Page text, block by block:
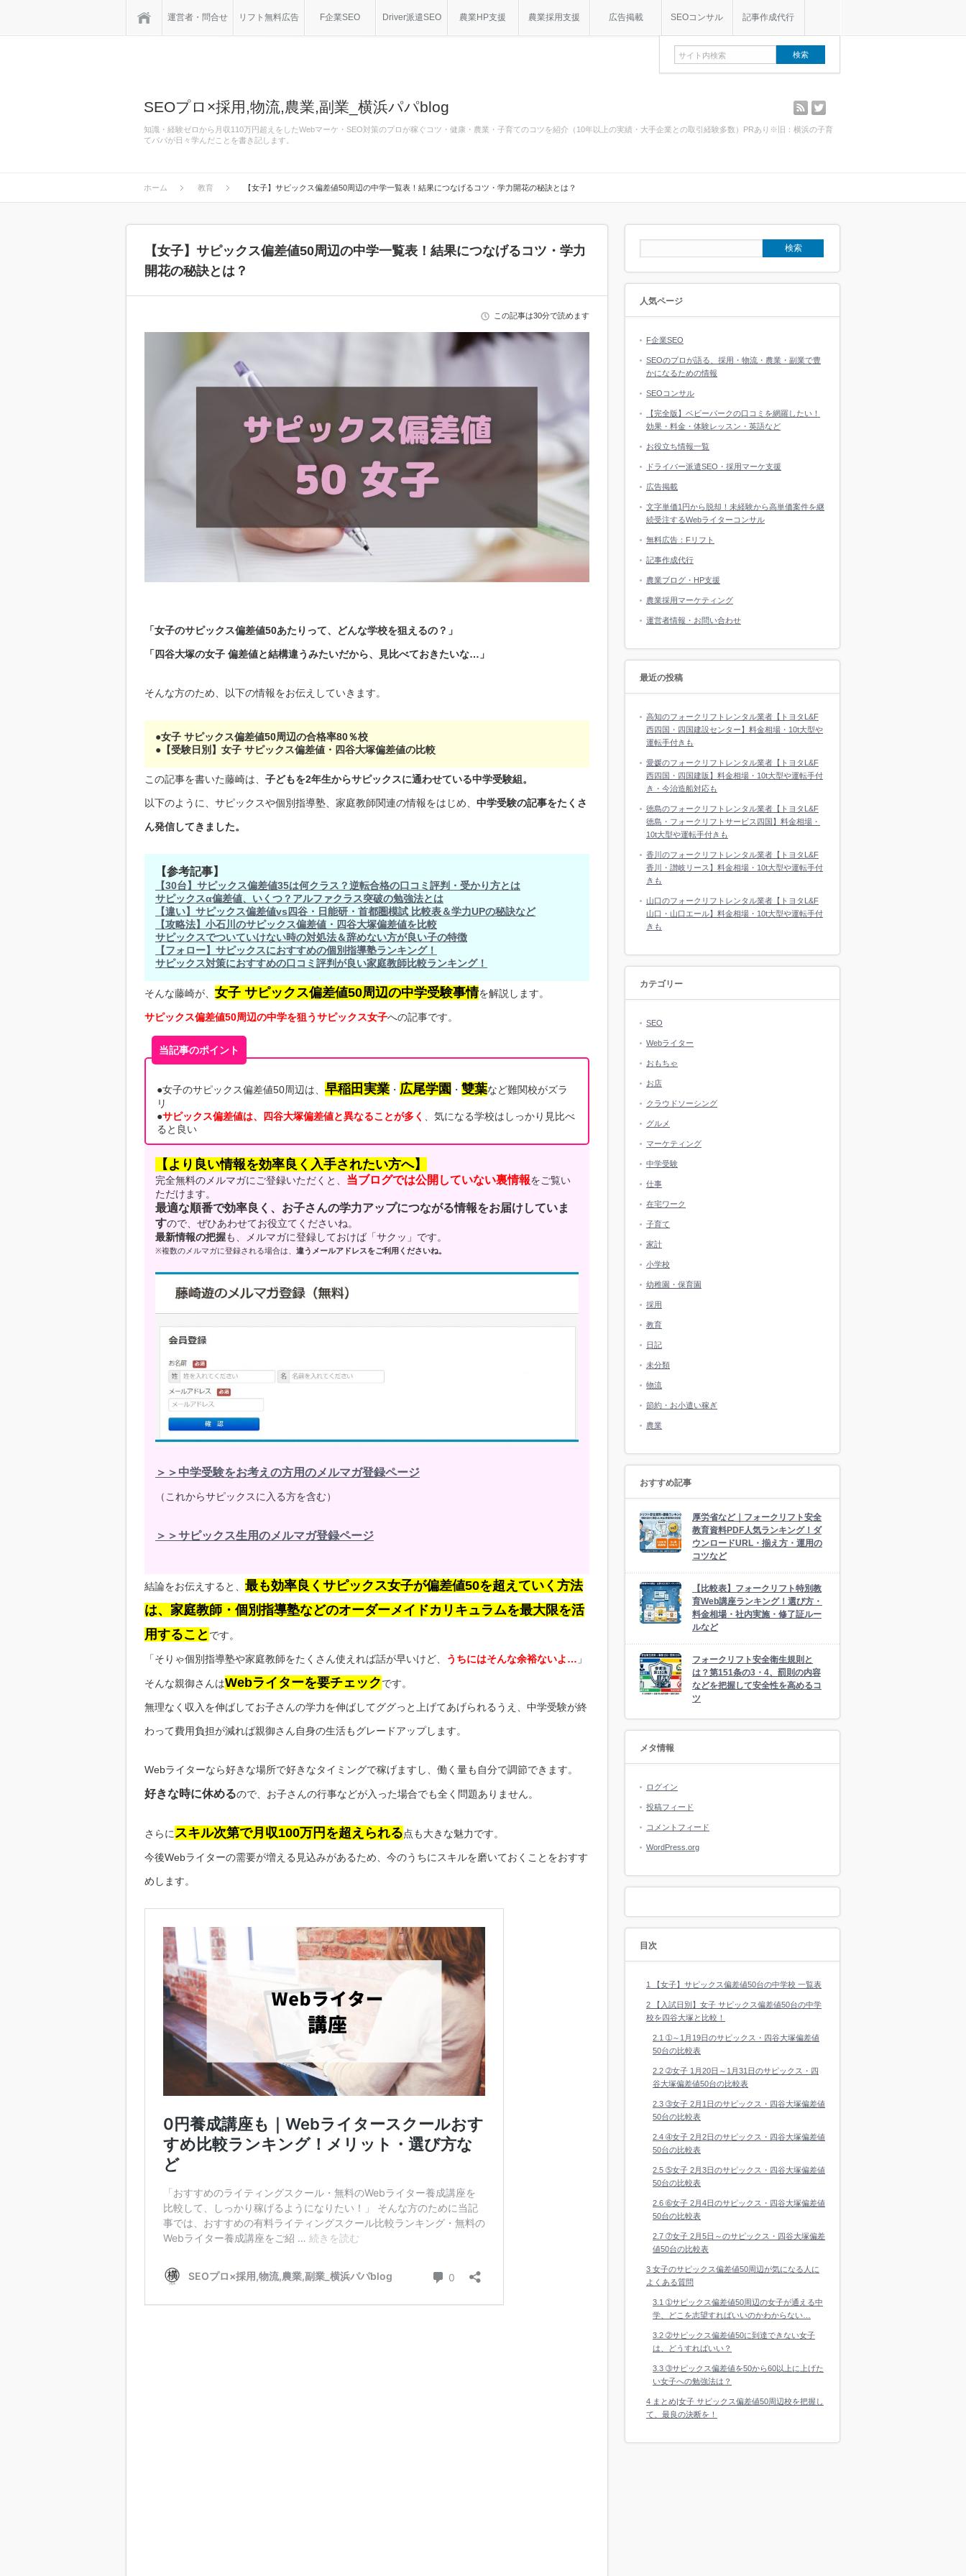
運営者・問合せ リフト無料広告 F企業SEO Driver派遣SEO 農業HP支援 農業採用支援 広告掲載 SEOコンサル 記事作成代行
SEOプロ×採用,物流,農業,副業_横浜パパblog
知識・経験ゼロから月収110万円超えをしたWebマーケ・SEO対策のプロが稼ぐコツ・健康・農業・子育てのコツを紹介（10年以上の実績・大手企業との取引経験多数）PRあり※旧：横浜の子育
てパパが日々学んだことを書き記します。
rss
ホーム 教育 【女子】サピックス偏差値50周辺の中学一覧表！結果につなげるコツ・学力開花の秘訣とは？
【女子】サピックス偏差値50周辺の中学一覧表！結果につなげるコツ・学力
開花の秘訣とは？
この記事は30分で読めます
「女子のサピックス偏差値50あたりって、どんな学校を狙えるの？」
「四谷大塚の女子 偏差値と結構違うみたいだから、見比べておきたいな…」
そんな方のため、以下の情報をお伝えしていきます。
●女子 サピックス偏差値50周辺の合格率80％校
●【受験日別】女子 サピックス偏差値・四谷大塚偏差値の比較
この記事を書いた藤崎は、 子どもを2年生からサピックスに通わせている中学受験組。
以下のように、サピックスや個別指導塾、家庭教師関連の情報をはじめ、 中学受験の記事をたくさ
ん発信してきました。
【参考記事】
【30台】サピックス偏差値35は何クラス？逆転合格の口コミ評判・受かり方とは
サピックスα偏差値、いくつ？アルファクラス突破の勉強法とは
【違い】サピックス偏差値vs四谷・日能研・首都圏模試 比較表＆学力UPの秘訣など
【攻略法】小石川のサピックス偏差値・四谷大塚偏差値を比較
サピックスでついていけない時の対処法＆辞めない方が良い子の特徴
【フォロー】サピックスにおすすめの個別指導塾ランキング！
サピックス対策におすすめの口コミ評判が良い家庭教師比較ランキング！
そんな藤崎が、 女子 サピックス偏差値50周辺の中学受験事情を解説します。
サピックス偏差値50周辺の中学を狙うサピックス女子への記事です。
当記事のポイント
●女子のサピックス偏差値50周辺は、 早稲田実業 ・ 広尾学園 ・ 雙葉など難関校がズラ
リ
●サピックス偏差値は、四谷大塚偏差値と異なることが多く
、気になる学校はしっかり見比べ
ると良い
【より良い情報を効率良く入手されたい方へ】
完全無料のメルマガにご登録いただくと、 当ブログでは公開していない裏情報をご覧い
ただけます。
最適な順番で効率良く、お子さんの学力アップにつながる情報をお届けしていま
すので、ぜひあわせてお役立てくださいね。
最新情報の把握も、メルマガに登録しておけば「サクッ」です。
※複数のメルマガに登録される場合は、 違うメールアドレスをご利用くださいね。
＞＞中学受験をお考えの方用のメルマガ登録ページ
（これからサピックスに入る方を含む）
＞＞サピックス生用のメルマガ登録ページ
結論をお伝えすると、 最も効率良くサピックス女子が偏差値50を超えていく方法
は、家庭教師・個別指導塾などのオーダーメイドカリキュラムを最大限を活
用すること です。
「そりゃ個別指導塾や家庭教師をたくさん使えれば話が早いけど、 うちにはそんな余裕ないよ… 」
そんな親御さんはWebライターを要チェックです。
無理なく収入を伸ばしてお子さんの学力を伸ばしてググっと上げてあげられるうえ、中学受験が終
わって費用負担が減れば親御さん自身の生活もグレードアップします。
Webライターなら好きな場所で好きなタイミングで稼げますし、働く量も自分で調節できます。
好きな時に休めるので、お子さんの行事などが入った場合でも全く問題ありません。
さらにスキル次第で月収100万円を超えられる点も大きな魅力です。
今後Webライターの需要が増える見込みがあるため、今のうちにスキルを磨いておくことをおすす
めします。
人気ページ
F企業SEO
SEOのプロが語る、採用・物流・農業・副業で豊
かになるための情報
SEOコンサル
【完全版】ベビーパークの口コミを網羅したい！
効果・料金・体験レッスン・英語など
お役立ち情報一覧
ドライバー派遣SEO・採用マーケ支援
広告掲載
文字単価1円から脱却！未経験から高単価案件を継
続受注するWebライターコンサル
無料広告：Fリフト
記事作成代行
農業ブログ・HP支援
農業採用マーケティング
運営者情報・お問い合わせ
最近の投稿
高知のフォークリフトレンタル業者【トヨタL&F
西四国・四国建設センター】料金相場・10t大型や
運転手付きも
愛媛のフォークリフトレンタル業者【トヨタL&F
西四国・四国建販】料金相場・10t大型や運転手付
き・今治造船対応も
徳島のフォークリフトレンタル業者【トヨタL&F
徳島・フォークリフトサービス四国】料金相場・
10t大型や運転手付きも
香川のフォークリフトレンタル業者【トヨタL&F
香川・讃岐リース】料金相場・10t大型や運転手付
きも
山口のフォークリフトレンタル業者【トヨタL&F
山口・山口エール】料金相場・10t大型や運転手付
きも
カテゴリー
SEO
Webライター
おもちゃ
お店
クラウドソーシング
グルメ
マーケティング
中学受験
仕事
在宅ワーク
子育て
家計
小学校
幼稚園・保育園
採用
教育
日記
未分類
物流
節約・お小遣い稼ぎ
農業
おすすめ記事
厚労省など｜フォークリフト安全
教育資料PDF人気ランキング！ダ
ウンロードURL・揃え方・運用の
コツなど
【比較表】フォークリフト特別教
育Web講座ランキング！選び方・
料金相場・社内実施・修了証ルー
ルなど
フォークリフト安全衛生規則と
は？第151条の3・4、罰則の内容
などを把握して安全性を高めるコ
ツ
メタ情報
ログイン
投稿フィード
コメントフィード
WordPress.org
目次
1 【女子】サピックス偏差値50台の中学校 一覧表
2 【入試日別】女子 サピックス偏差値50台の中学
校を四谷大塚と比較！
2.1 ➀～1月19日のサピックス・四谷大塚偏差値
50台の比較表
2.2 ➁女子 1月20日～1月31日のサピックス・四
谷大塚偏差値50台の比較表
2.3 ➂女子 2月1日のサピックス・四谷大塚偏差値
50台の比較表
2.4 ➃女子 2月2日のサピックス・四谷大塚偏差値
50台の比較表
2.5 ➄女子 2月3日のサピックス・四谷大塚偏差値
50台の比較表
2.6 ➅女子 2月4日のサピックス・四谷大塚偏差値
50台の比較表
2.7 ➆女子 2月5日～のサピックス・四谷大塚偏差
値50台の比較表
3 女子のサピックス偏差値50周辺が気になる人に
よくある質問
3.1 ➀サピックス偏差値50周辺の女子が通える中
学、どこを志望すればいいのかわからない…
3.2 ➁サピックス偏差値50に到達できない女子
は、どうすればいい？
3.3 ➂サピックス偏差値を50から60以上に上げた
い女子への勉強法は？
4 まとめ|女子 サピックス偏差値50周辺校を把握し
て、最良の決断を！